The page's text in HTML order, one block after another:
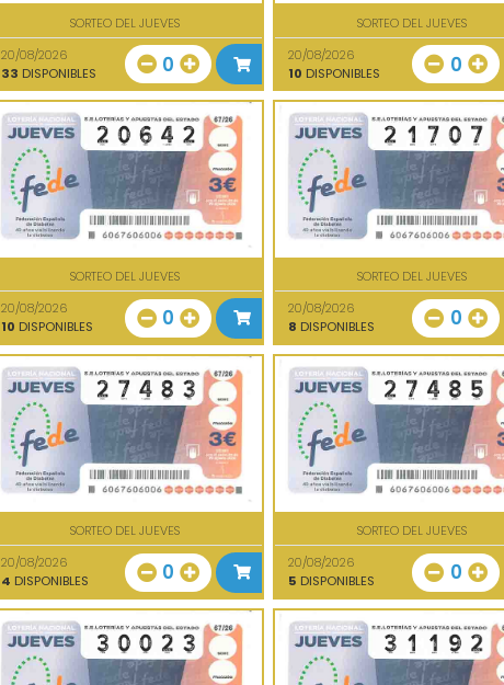
SORTEO DEL JUEVES
20/08/2026
33 DISPONIBLES 0
SORTEO DEL JUEVES
20/08/2026
10 DISPONIBLES 0
SORTEO DEL JUEVES
20/08/2026
10 DISPONIBLES 0
SORTEO DEL JUEVES
20/08/2026
8 DISPONIBLES 0
SORTEO DEL JUEVES
20/08/2026
4 DISPONIBLES 0
SORTEO DEL JUEVES
20/08/2026
5 DISPONIBLES 0